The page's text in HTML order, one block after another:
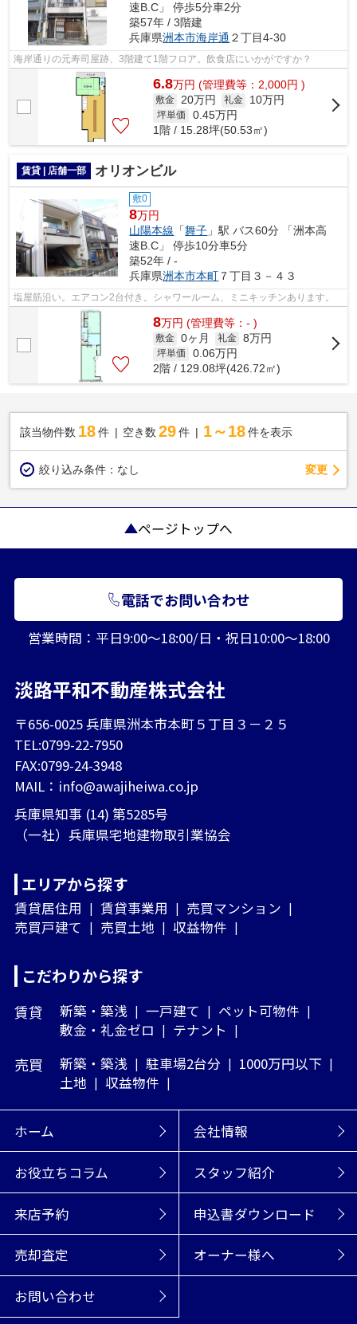
速B.C」 停歩5分車2分
築57年 / 3階建
兵庫県洲本市海岸通 ２丁目4-30
海岸通りの元寿司屋跡、3階建て1階フロア。飲食店にいかがですか？
6.8万円 (管理費等：2,000円 )
敷金 20万円 礼金 10万円
坪単価 0.45万円
1階 / 15.28坪(50.53㎡)
賃貸 | 店舗一部 オリオンビル
敷0
8万円
山陽本線 「舞子 」駅 バス60分 「洲本高
速B.C」 停歩10分車5分
築52年 / -
兵庫県洲本市本町 ７丁目３－４３
塩屋筋沿い。エアコン2台付き。シャワールーム、ミニキッチンあります。
8万円 (管理費等：- )
敷金 0ヶ月 礼金 8万円
坪単価 0.06万円
2階 / 129.08坪(426.72㎡)
該当物件数 18件 空き数 29 件 1～18 件を表示
絞り込み条件： なし 変更
ページトップへ
電話でお問い合わせ
営業時間：平日9:00～18:00/日・祝日10:00～18:00
淡路平和不動産株式会社
〒656-0025 兵庫県洲本市本町５丁目３－２５
TEL:0799-22-7950
FAX:0799-24-3948
MAIL： info@awajiheiwa.co.jp
兵庫県知事 (14) 第5285号
（一社）兵庫県宅地建物取引業協会
エリアから探す
賃貸居住用 賃貸事業用
売買マンション
売買戸建て
売買土地 収益物件
こだわりから探す
賃貸 新築・築浅 一戸建て
ペット可物件
敷金・礼金ゼロ
テナント
売買 新築・築浅 駐車場2台分
1000万円以下
土地
収益物件
ホーム 会社情報
お役立ちコラム スタッフ紹介
来店予約 申込書ダウンロード
売却査定 オーナー様へ
お問い合わせ